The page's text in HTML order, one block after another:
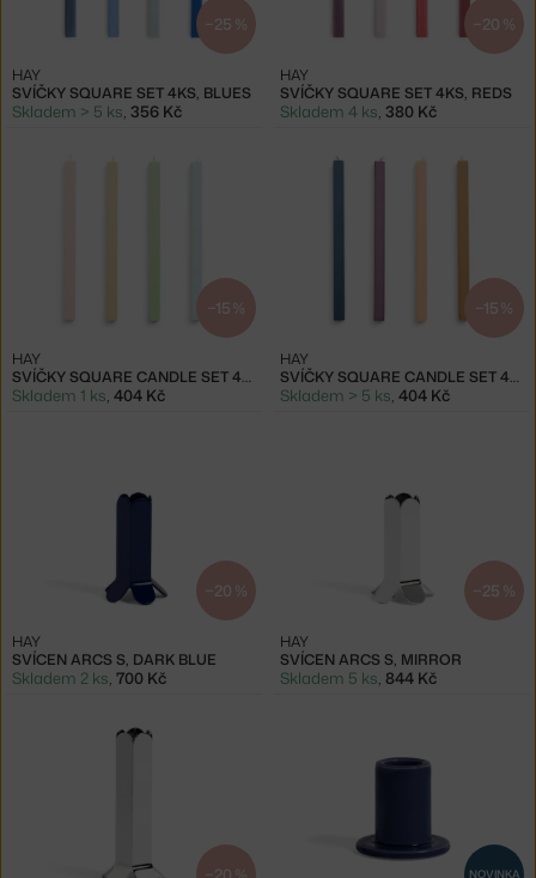
−25 %
SVÍČKY SQUARE SET 4KS, BLUES
HAY
Skladem > 5 ks, 356 Kč
−20 %
SVÍČKY SQUARE SET 4KS, REDS
HAY
Skladem 4 ks, 380 Kč
−15 %
SVÍČKY SQUARE CANDLE SET 4KS, PASTEL
HAY
Skladem 1 ks 404 Kč
−15 %
SVÍČKY SQUARE CANDLE SET 4KS, DARK
HAY
Skladem > 5 ks 404 Kč
−20 %
SVÍCEN ARCS S, DARK BLUE
HAY
Skladem 2 ks, 700 Kč
−25 %
SVÍCEN ARCS S, MIRROR
HAY
Skladem 5 ks, 844 Kč
NOVINKA